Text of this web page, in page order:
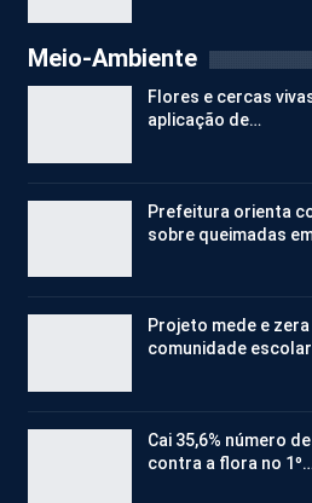
Meio-Ambiente
Flores e cercas
aplicação de…
Prefeitura orienta
sobre queimadas
Projeto mede e
comunidade escolar
Cai 35,6% número
contra a flora no 1º…